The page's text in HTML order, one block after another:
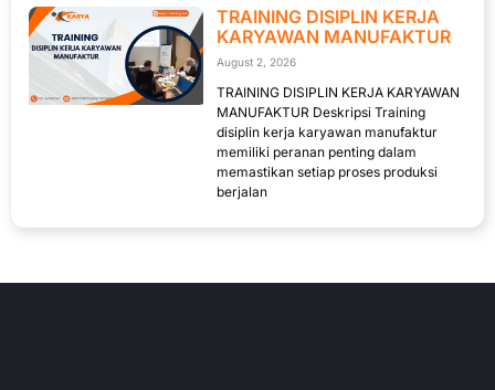
TRAINING DISIPLIN KERJA
KARYAWAN MANUFAKTUR
August 2, 2026
TRAINING DISIPLIN KERJA KARYAWAN
MANUFAKTUR Deskripsi Training
disiplin kerja karyawan manufaktur
memiliki peranan penting dalam
memastikan setiap proses produksi
berjalan